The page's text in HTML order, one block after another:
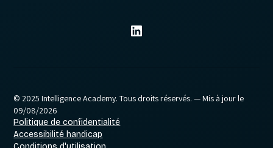
© 2025 Intelligence Academy. Tous droits réservés. — Mis à jour le
09/08/2026
Politique de confidentialité
Accessibilité handicap